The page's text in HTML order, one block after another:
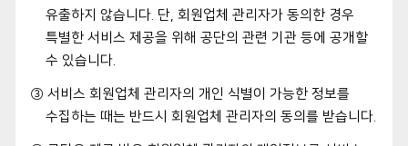
유출하지 않습니다. 단, 회원업체 관리자가 동의한 경우
특별한 서비스 제공을 위해 공단의 관련 기관 등에 공개할
수 있습니다.
③ 서비스 회원업체 관리자의 개인 식별이 가능한 정보를
수집하는 때는 반드시 회원업체 관리자의 동의를 받습니다.